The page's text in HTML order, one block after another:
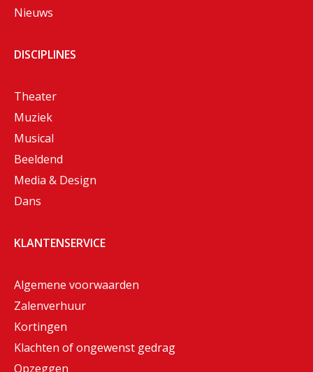
Nieuws
DISCIPLINES
Theater
Muziek
Musical
Beeldend
Media & Design
Dans
KLANTENSERVICE
Algemene voorwaarden
Zalenverhuur
Kortingen
Klachten of ongewenst gedrag
Opzeggen